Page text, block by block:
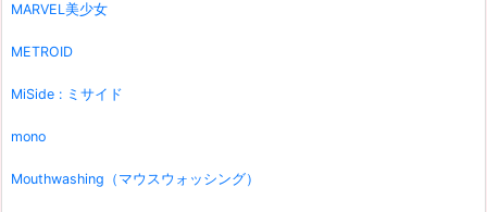
MARVEL美少女
METROID
MiSide : ミサイド
mono
Mouthwashing（マウスウォッシング）